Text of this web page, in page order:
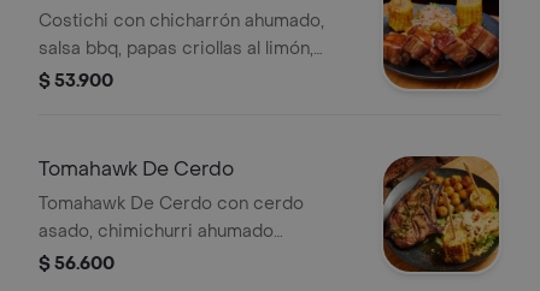
Costichi con chicharrón ahumado,
salsa bbq, papas criollas al limón,
mazorca y ensalada de la casa.
$ 53.900
Tomahawk De Cerdo
Tomahawk De Cerdo con cerdo
asado, chimichurri ahumado
argentino, papas criollas al limón,
$ 56.600